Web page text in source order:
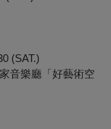
(SAT.)
音樂廳「好藝術空